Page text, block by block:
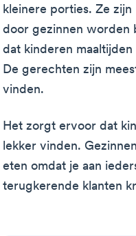
kleinere porties. Ze
door gezinnen worden
dat kinderen
De gerechten zijn
vinden.
Het zorgt ervoor dat
lekker vinden.
eten omdat je aan
terugkerende klanten